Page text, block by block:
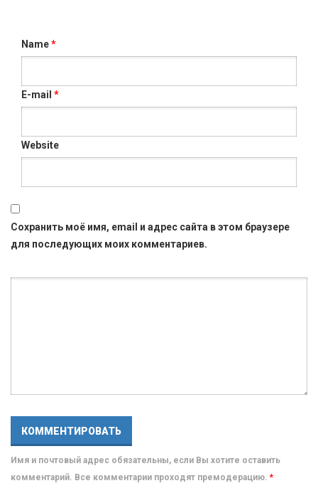
Name*
E-mail *
Website
Сохранить моё имя, email и адрес сайта в этом браузере
для последующих моих комментариев.
Имя и почтовый адрес обязательны, если Вы хотите оставить
комментарий. Все комментарии проходят премодерацию. *